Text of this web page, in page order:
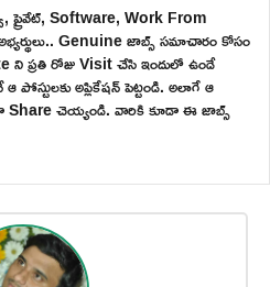
ప్రైవేట్, Software, Work From
Genuine జాబ్స్ సమాచారం కోసం
ప్రతి రోజు Visit చేసి ఇందులో ఉండే
అప్లికేషన్ పెట్టండి. అలాగే ఆ
Share చెయ్యండి. వారికి కూడా ఈ జాబ్స్